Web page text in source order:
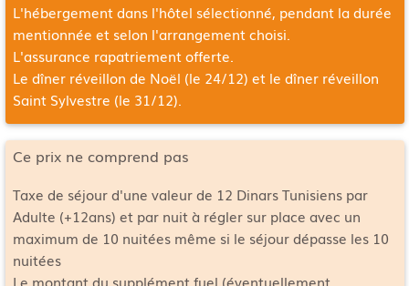
L'hébergement dans l'hôtel sélectionné, pendant la durée
mentionnée et selon l'arrangement choisi.
L'assurance rapatriement offerte.
Le dîner réveillon de Noël (le 24/12) et le dîner réveillon
Saint Sylvestre (le 31/12).
Ce prix ne comprend pas
Taxe de séjour d'une valeur de 12 Dinars Tunisiens par
Adulte (+12ans) et par nuit à régler sur place avec un
maximum de 10 nuitées même si le séjour dépasse les 10
nuitées
Le montant du supplément fuel (éventuellement